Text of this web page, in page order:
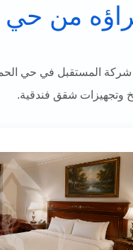
من حي
شركة المستقبل في حي
وتجهيزات شقق فندقية.